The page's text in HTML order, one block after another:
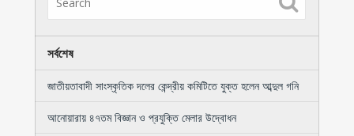
সর্বশেষ
জাতীয়তাবাদী সাংস্কৃতিক দলের কেন্দ্রীয় কমিটিতে যুক্ত হলেন আব্দুল গনি
আনোয়ারায় ৪৭তম বিজ্ঞান ও প্রযুক্তি মেলার উদ্বোধন